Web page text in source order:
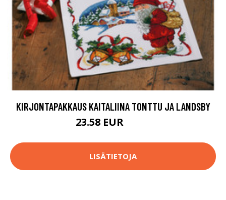
KIRJONTAPAKKAUS KAITALIINA TONTTU JA LANDSBY
23.58 EUR
LISÄTIETOJA